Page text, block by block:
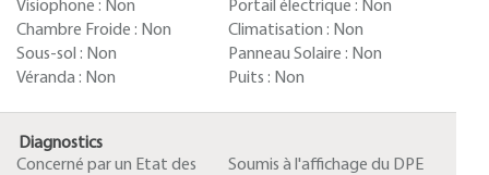
Visiophone : Non Portail électrique : Non
Chambre Froide : Non Climatisation : Non
Sous-sol : Non Panneau Solaire : Non
Véranda : Non Puits : Non
Diagnostics
Concerné par un Etat des
Soumis à l'affichage du DPE